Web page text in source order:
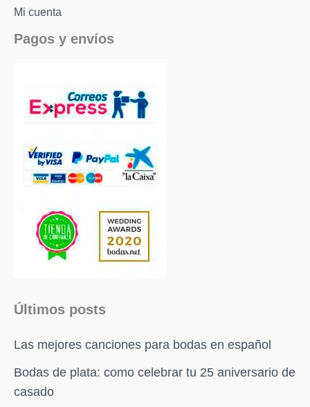
Mi cuenta
Pagos y envíos
Últimos posts
Las mejores canciones para bodas en español
Bodas de plata: como celebrar tu 25 aniversario de
casado